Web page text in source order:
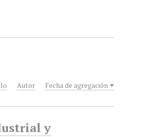
Autor Fecha de agregación
y